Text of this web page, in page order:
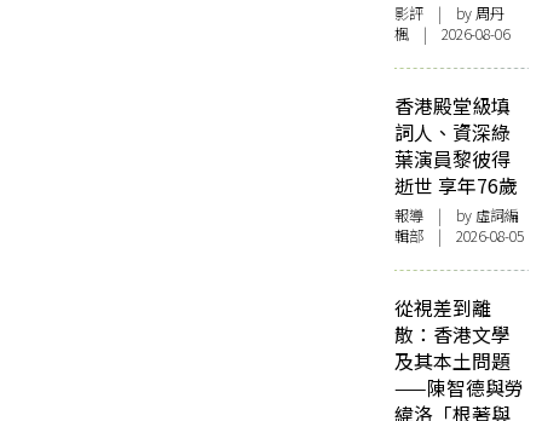
影評 | by周丹
楓 | 2026-08-06
香港殿堂級填
詞人、資深綠
葉演員黎彼得
逝世 享年76歲
報導 | by 虛詞編
輯部 | 2026-08-05
從視差到離
散：香港文學
及其本土問題
——陳智德與勞
緯洛「根著與